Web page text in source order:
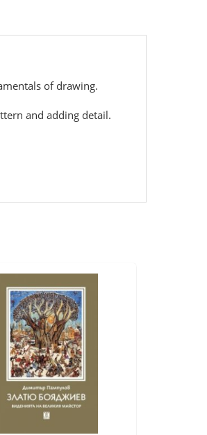
of drawing.
and adding detail.